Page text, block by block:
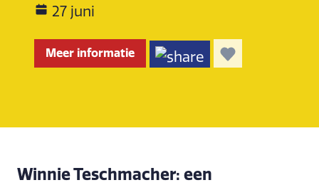
27 juni
Meer informatie
Winnie Teschmacher: een